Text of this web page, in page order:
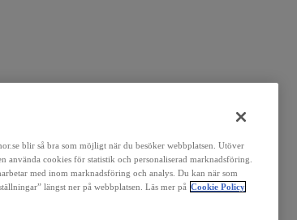
blir så bra som möjligt när du besöker webbplatsen. Utöver
cookies för statistik och personaliserad marknadsföring.
med inom marknadsföring och analys. Du kan när som
längst ner på webbplatsen. Läs mer på Cookie Policy